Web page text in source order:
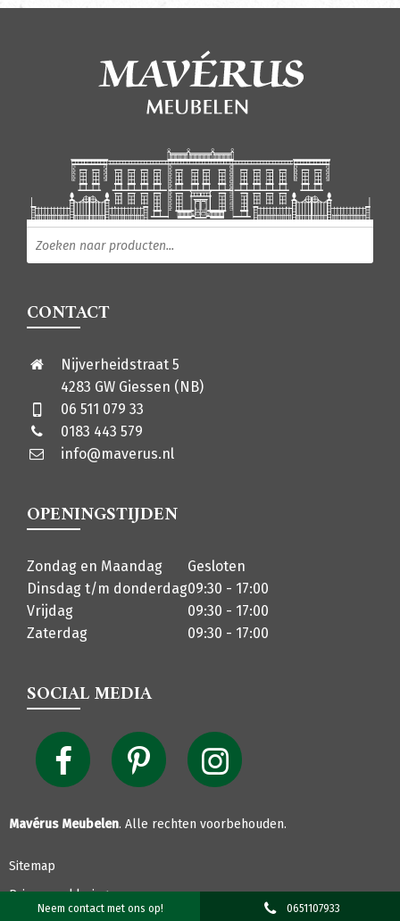
Neem contact met ons op! 0651107933
CONTACT
Nijverheidstraat 5
4283 GW Giessen (NB)
06 511 079 33
0183 443 579
info@maverus.nl
OPENINGSTIJDEN
Zondag en Maandag
Gesloten
Dinsdag t/m donderdag09:30 - 17:00
Vrijdag
09:30 - 17:00
Zaterdag
09:30 - 17:00
SOCIAL MEDIA
Mavérus Meubelen. Alle rechten voorbehouden.
Sitemap
Privacyverklaring